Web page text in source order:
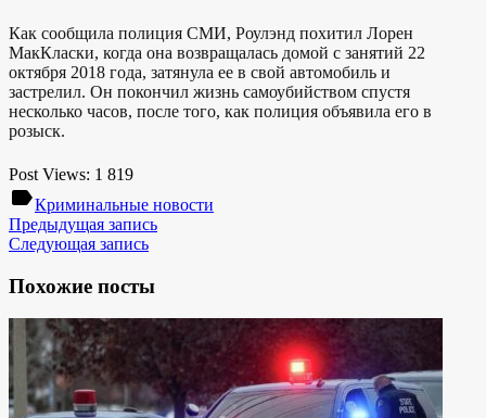
Как сообщила полиция СМИ, Роулэнд похитил Лорен
МакКласки, когда она возвращалась домой с занятий 22
октября 2018 года, затянула ее в свой автомобиль и
застрелил. Он покончил жизнь самоубийством спустя
несколько часов, после того, как полиция объявила его в
розыск.
Post Views: 1 819
labelКриминальные новости
Предыдущая запись
Следующая запись
Похожие посты